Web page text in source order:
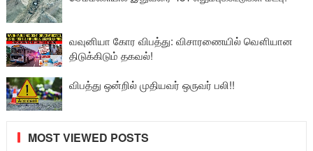
வவுனியா கோர விபத்து: விசாரணையில் வௌியான
திடுக்கிடும் தகவல்!
விபத்து ஒன்றில் முதியவர் ஒருவர் பலி!!
MOST VIEWED POSTS